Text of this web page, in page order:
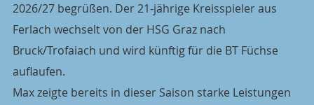
2026/27 begrüßen. Der 21-jährige Kreisspieler aus
Ferlach wechselt von der HSG Graz nach
Bruck/Trofaiach und wird künftig für die BT Füchse
auflaufen.
Max zeigte bereits in dieser Saison starke Leistungen